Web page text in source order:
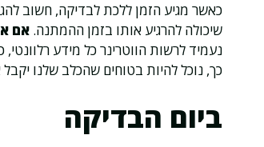
כאשר מגיע הזמן ללכת לבדיקה, חשוב
שיכולה להרגיע אותו בזמן ההמתנה. אם
נעמיד לרשות הווטרינר כל מידע
כך, נוכל להיות בטוחים שהכלב שלנו
ביום הבדיקה